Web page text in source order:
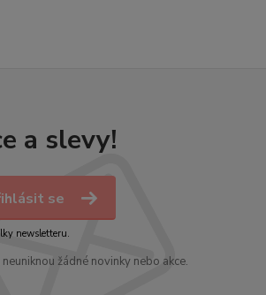
a slevy!
se
newsletteru.
žádné novinky nebo akce.